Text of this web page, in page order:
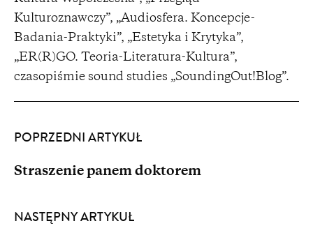
Kulturoznawczy”, „Audiosfera. Koncepcje-
Badania-Praktyki”, „Estetyka i Krytyka”,
„ER(R)GO. Teoria-Literatura-Kultura”,
czasopiśmie sound studies „SoundingOut!Blog”.
POPRZEDNI ARTYKUŁ
Straszenie panem doktorem
NASTĘPNY ARTYKUŁ